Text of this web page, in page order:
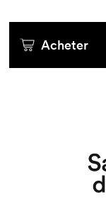
Acheter